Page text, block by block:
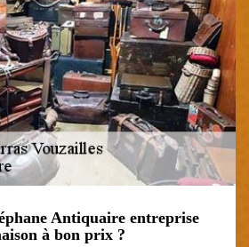
Antiquaire entreprise
à bon prix ?